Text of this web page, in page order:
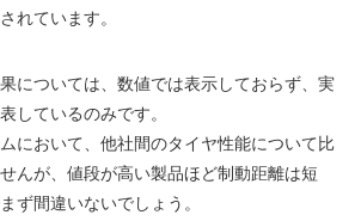
れています。
については、数値では表示しておらず、実
しているのみです。
において、他社間のタイヤ性能について比
んが、値段が高い製品ほど制動距離は短
ず間違いないでしょう。